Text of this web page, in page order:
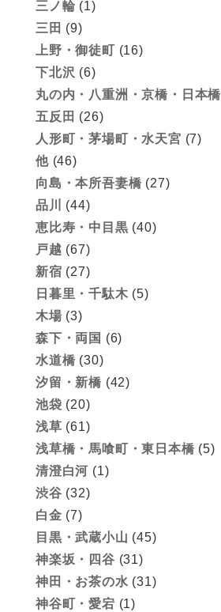
三ノ輪 (1)
三田 (9)
上野・御徒町 (16)
下北沢 (6)
丸の内・八重洲・京橋・日本橋
五反田 (26)
人形町・茅場町・水天宮 (7)
他(46)
向島・本所吾妻橋 (27)
品川
(44)
恵比寿・中目黒 (40)
戸越 (67)
新宿 (27)
日暮里・千駄木 (5)
木場 (3)
森下・両国 (6)
水道橋 (30)
汐留・新橋 (42)
池袋 (20)
浅草 (61)
浅草橋・馬喰町・東日本橋 (5)
清澄白河 (1)
渋谷 (32)
白金 (7)
目黒・武蔵小山 (45)
神楽坂・四谷 (31)
神田・お茶の水 (31)
神谷町・愛宕 (1)